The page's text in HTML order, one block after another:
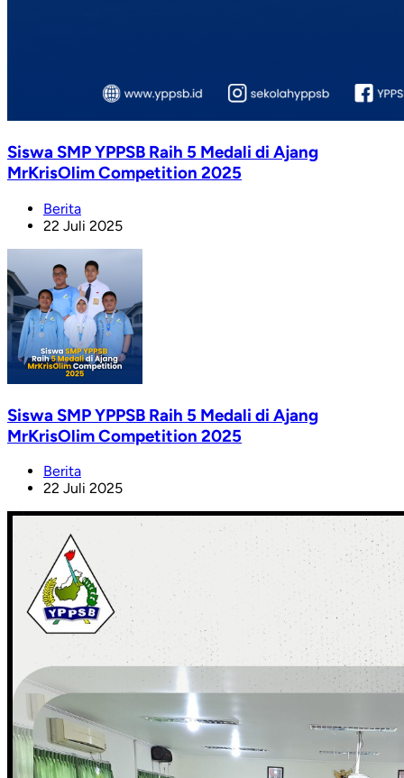
Siswa SMP YPPSB Raih 5 Medali di Ajang
MrKrisOlim Competition 2025
Berita
22 Juli 2025
Siswa SMP YPPSB Raih 5 Medali di Ajang
MrKrisOlim Competition 2025
Berita
22 Juli 2025